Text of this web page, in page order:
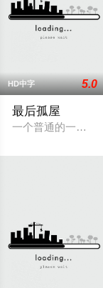
HD中字 5.0
最后孤屋
一个普通的一家四